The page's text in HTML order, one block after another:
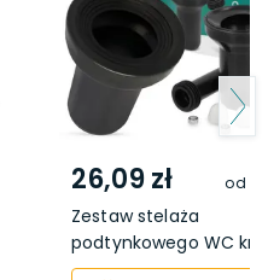
26,09 zł od
Zestaw stelaża
podtynkowego WC